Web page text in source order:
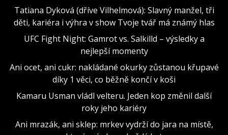
Tatiana Dyková (dříve Vilhelmová): Slavný manžel, tři
děti, kariéra i výhra v show Tvoje tvář má známý hlas
UFC Fight Night: Gamrot vs. Salkilld – výsledky a
nejlepší momenty
Ani ocet, ani cukr: nakládané okurky zůstanou křupavé
díky 1 věci, co běžně končí v koši
Kamaru Usman vládl velteru. Jeden kop změnil další
roky jeho kariéry
Ani mrazák, ani sklep: mrkev vydrží do jara na místě,